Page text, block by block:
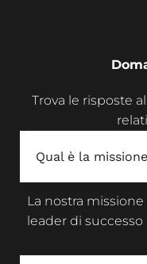
Trova le risposte
Qual è la
La nostra
leader di successo